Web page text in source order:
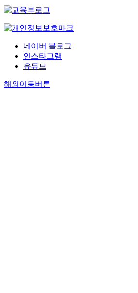
네이버 블로그
인스타그램
유튜브
해외이동버튼